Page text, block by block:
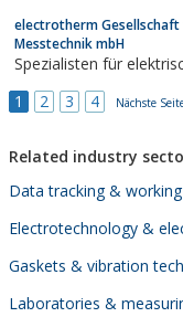
electrotherm
Messtechnik mbH
Spezialisten für
1
2 3 4 Nächste
Related industry
Data tracking &
Electrotechnology &
Gaskets & vibration
Laboratories &